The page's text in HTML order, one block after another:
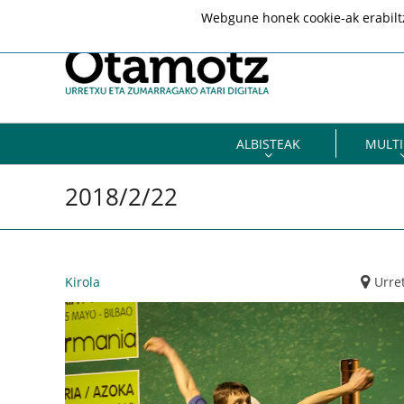
ALBISTEAK
2018/2/22
Kirola
Webgune honek cookie-ak